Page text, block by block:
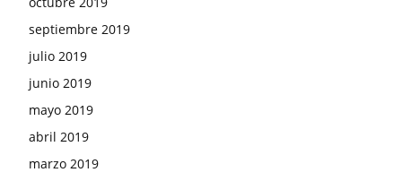
septiembre 2019
julio 2019
junio 2019
mayo 2019
abril 2019
marzo 2019